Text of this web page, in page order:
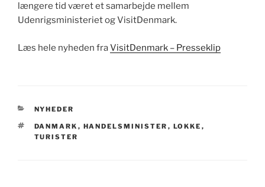
længere tid været et samarbejde mellem
Udenrigsministeriet og VisitDenmark.
Læs hele nyheden fraVisitDenmark – Presseklip
KATEGORIER
NYHEDER
TAGS
DANMARK , HANDELSMINISTER , LOKKE ,
TURISTER